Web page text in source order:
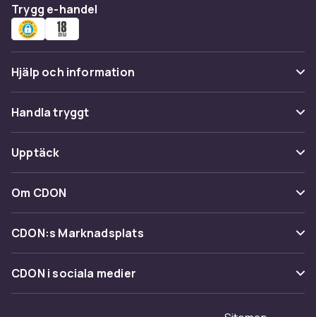
Trygg e-handel
Hjälp och information
Vanliga frågor
Spåra paket
Ångra & Returnera här
Kundservice
Handla tryggt
Betalning
Leverans
Återkallelser
Upptäck
Kategorier
Varumärken
Shopit.se
Om CDON
Om oss
Kundrecensioner
CDON:s Marknadsplats
Sälj på CDON
Bli affiliate
CDON i sociala medier